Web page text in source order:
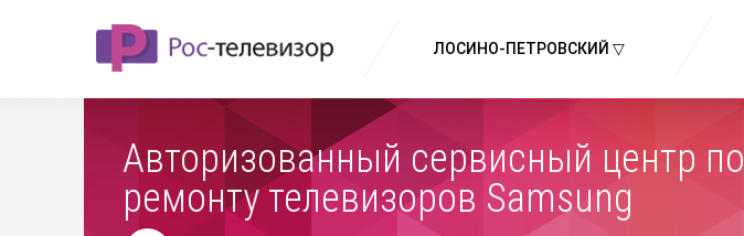
ЛОСИНО-ПЕТРОВСКИЙ ▽
Авторизованный сервисный центр по
ремонту телевизоров Samsung